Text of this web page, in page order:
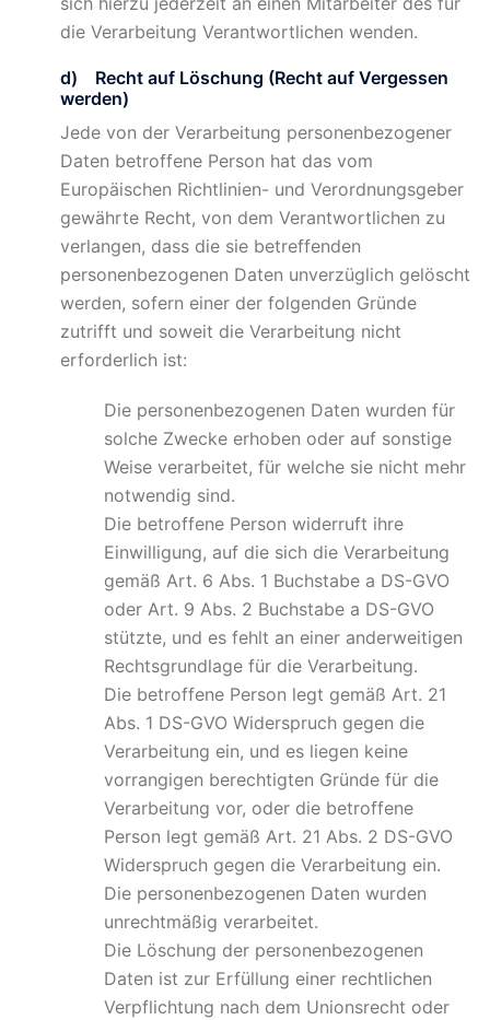
die Verarbeitung Verantwortlichen wenden.
d) Recht auf Löschung (Recht auf Vergessen
werden)
Jede von der Verarbeitung personenbezogener
Daten betroffene Person hat das vom
Europäischen Richtlinien- und Verordnungsgeber
gewährte Recht, von dem Verantwortlichen zu
verlangen, dass die sie betreffenden
personenbezogenen Daten unverzüglich gelöscht
werden, sofern einer der folgenden Gründe
zutrifft und soweit die Verarbeitung nicht
erforderlich ist:
Die personenbezogenen Daten wurden für
solche Zwecke erhoben oder auf sonstige
Weise verarbeitet, für welche sie nicht mehr
notwendig sind.
Die betroffene Person widerruft ihre
Einwilligung, auf die sich die Verarbeitung
gemäß Art. 6 Abs. 1 Buchstabe a DS-GVO
oder Art. 9 Abs. 2 Buchstabe a DS-GVO
stützte, und es fehlt an einer anderweitigen
Rechtsgrundlage für die Verarbeitung.
Die betroffene Person legt gemäß Art. 21
Abs. 1 DS-GVO Widerspruch gegen die
Verarbeitung ein, und es liegen keine
vorrangigen berechtigten Gründe für die
Verarbeitung vor, oder die betroffene
Person legt gemäß Art. 21 Abs. 2 DS-GVO
Widerspruch gegen die Verarbeitung ein.
Die personenbezogenen Daten wurden
unrechtmäßig verarbeitet.
Die Löschung der personenbezogenen
Daten ist zur Erfüllung einer rechtlichen
Verpflichtung nach dem Unionsrecht oder